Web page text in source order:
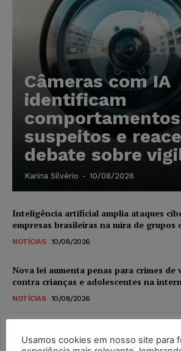
Câmeras com IA
identificam
comportamentos
suspeitos e
debate sobre
Karina Silvério - 10/08/2026
Inteligência artificial amplia ataques
empresas brasileiras na mira de grupos
NOTÍCIAS 10/08/2026
Nova lei aumenta penas para crimes de
contra crianças e adolescentes na
NOTÍCIAS 10/08/2026
contribuição previdenciária
Usamos cookies em nosso site para